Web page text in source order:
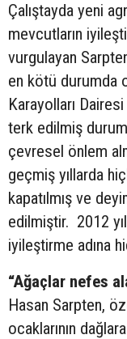
Çalıştayda yeni
mevcutların
vurgulayan
en kötü durumda
Karayolları
terk edilmiş
çevresel önlem
geçmiş yıllarda
kapatılmış ve
edilmiştir. 2012
iyileştirme adına
“Ağaçlar nefes
Hasan Sarpten,
ocaklarının